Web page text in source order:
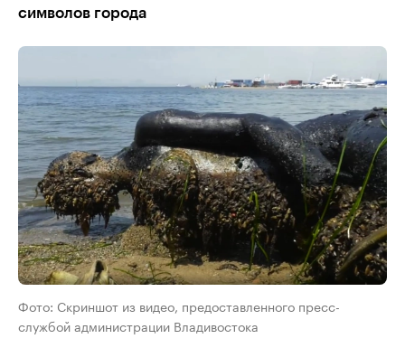
символов города
Фото: Скриншот из видео, предоставленного пресс-
службой администрации Владивостока